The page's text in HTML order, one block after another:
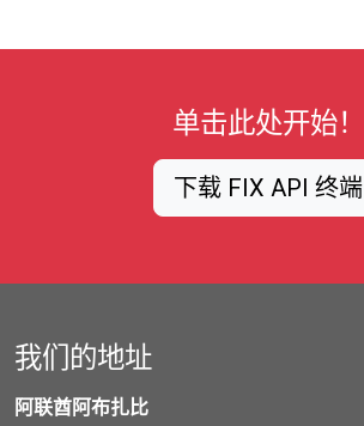
单击此处开始！
下载 FIX API 终端
我们的地址
阿联酋阿布扎比